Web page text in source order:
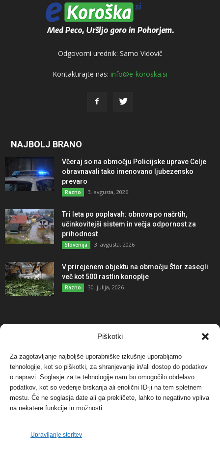
Piškotki
Za zagotavljanje najboljše uporabniške izkušnje uporabljamo
tehnologije, kot so piškotki, za shranjevanje in/ali dostop do podatkov
o napravi. Soglasje za te tehnologije nam bo omogočilo obdelavo
podatkov, kot so vedenje brskanja ali enolični ID-ji na tem spletnem
mestu. Če ne soglasja date ali ga prekličete, lahko to negativno vpliva
na nekatere funkcije in možnosti.
Upravljanje storitev
Odgovorni urednik: Samo Vidovič
Kontaktirajte nas: info@e-koroska.si
NAJBOLJ BRANO
Včeraj so na območju Policijske uprave Celje
obravnavali tako imenovano ljubezensko
prevaro
Razno 3. avgusta, 2026
Tri leta po poplavah: obnova po načrtih,
učinkovitejši sistem in večja odpornost za
prihodnost
Slovenija 3. avgusta, 2026
V prirejenem objektu na območju Štor zasegli
več kot 500 rastlin konoplje
Razno 30. julija, 2026
NAJBOLJ KOMENTIRANO
Protest proti vetrnim elektrarnam na Ojstrici, v
svetu pa vedno bolj...
Dogodki 12. maja, 2017
Tožilstvo v Celovcu v korist elektrarnam
Verbund